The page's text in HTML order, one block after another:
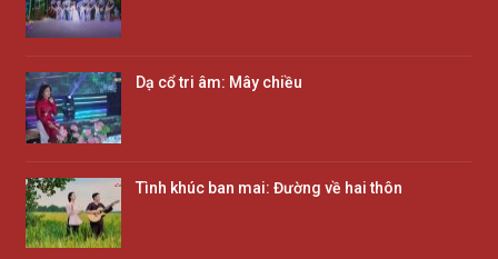
Dạ cổ tri âm: Mây chiều
Tình khúc ban mai: Đường về hai thôn